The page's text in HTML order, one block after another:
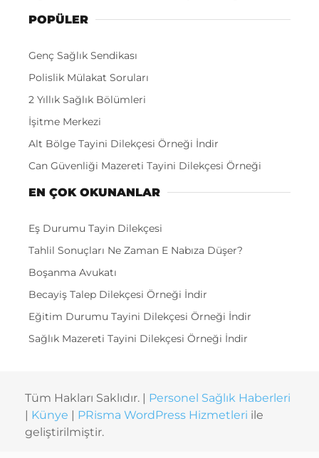
POPÜLER
Genç Sağlık Sendikası
Polislik Mülakat Soruları
2 Yıllık Sağlık Bölümleri
İşitme Merkezi
Alt Bölge Tayini Dilekçesi Örneği İndir
Can Güvenliği Mazereti Tayini Dilekçesi Örneği
EN ÇOK OKUNANLAR
Eş Durumu Tayin Dilekçesi
Tahlil Sonuçları Ne Zaman E Nabıza Düşer?
Boşanma Avukatı
Becayiş Talep Dilekçesi Örneği İndir
Eğitim Durumu Tayini Dilekçesi Örneği İndir
Sağlık Mazereti Tayini Dilekçesi Örneği İndir
Tüm Hakları Saklıdır. | Personel Sağlık Haberleri
| Künye | PRisma WordPress Hizmetleri ile
geliştirilmiştir.